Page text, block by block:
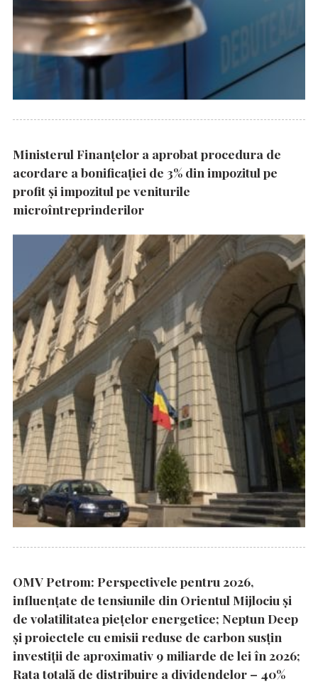
Ministerul Finanțelor a aprobat procedura de
acordare a bonificației de 3% din impozitul pe
profit și impozitul pe veniturile
microîntreprinderilor
OMV Petrom: Perspectivele pentru 2026,
influențate de tensiunile din Orientul Mijlociu și
de volatilitatea piețelor energetice; Neptun Deep
și proiectele cu emisii reduse de carbon susțin
investiții de aproximativ 9 miliarde de lei în 2026;
Rata totală de distribuire a dividendelor – 40%